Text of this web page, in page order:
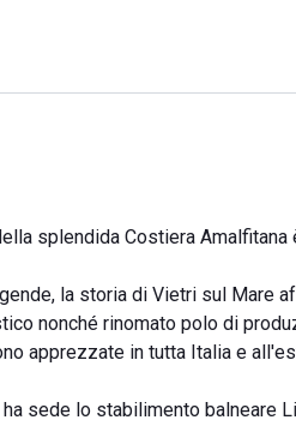
splendida Costiera
la storia di Vietri sul Mare
nonché rinomato polo di
apprezzate in tutta Italia e
sede lo stabilimento balneare